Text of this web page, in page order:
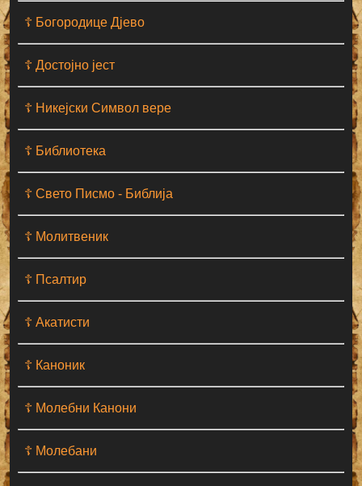
☦ Богородице Дјево
☦ Достојно јест
☦ Никејски Символ вере
☦ Библиотека
☦ Свето Писмо - Библија
☦ Молитвеник
☦ Псалтир
☦ Акатисти
☦ Каноник
☦ Молебни Канони
☦ Молебани